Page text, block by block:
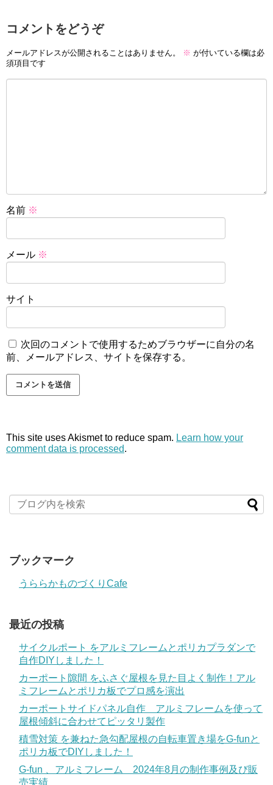
コメントをどうぞ
メールアドレスが公開されることはありません。 ※ が付いている欄は必
須項目です
名前 ※
メール ※
サイト
次回のコメントで使用するためブラウザーに自分の名
前、メールアドレス、サイトを保存する。
This site uses Akismet to reduce spam. Learn how your
comment data is processed.
ブックマーク
うららかものづくりCafe
最近の投稿
サイクルポート をアルミフレームとポリカプラダンで
自作DIYしました！
カーポート隙間 をふさぐ屋根を見た目よく制作！アル
ミフレームとポリカ板でプロ感を演出
カーポートサイドパネル自作 アルミフレームを使って
屋根傾斜に合わせてピッタリ製作
積雪対策 を兼ねた急勾配屋根の自転車置き場をG-funと
ポリカ板でDIYしました！
G-fun 、アルミフレーム 2024年8月の制作事例及び販
売実績